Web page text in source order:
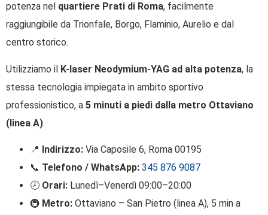
potenza nel quartiere Prati di Roma, facilmente
raggiungibile da Trionfale, Borgo, Flaminio, Aurelio e dal
centro storico.
Utilizziamo il K-laser Neodymium-YAG ad alta potenza, la
stessa tecnologia impiegata in ambito sportivo
professionistico, a 5 minuti a piedi dalla metro Ottaviano
(linea A).
📍 Indirizzo: Via Caposile 6, Roma 00195
📞 Telefono / WhatsApp: 345 876 9087
🕗 Orari: Lunedì–Venerdì 09:00–20:00
🚇 Metro: Ottaviano – San Pietro (linea A), 5 min a